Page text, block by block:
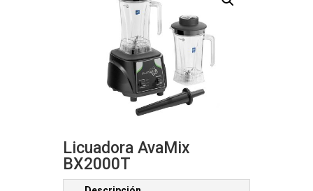
Licuadora AvaMix
BX2000T